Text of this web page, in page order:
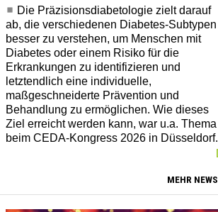
Die Präzisionsdiabetologie zielt darauf
ab, die verschiedenen Diabetes-Subtypen
besser zu verstehen, um Menschen mit
Diabetes oder einem Risiko für die
Erkrankungen zu identifizieren und
letztendlich eine individuelle,
maßgeschneiderte Prävention und
Behandlung zu ermöglichen. Wie dieses
Ziel erreicht werden kann, war u.a. Thema
beim CEDA-Kongress 2026 in Düsseldorf.
MEHR